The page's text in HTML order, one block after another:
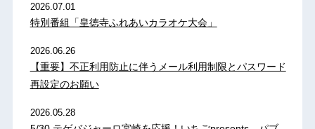
2026.07.01
特別番組「皇徳寺ふれあいカラオケ大会」
2026.06.26
【重要】不正利用防止に伴うメール利用制限とパスワード
再設定のお願い
2026.05.28